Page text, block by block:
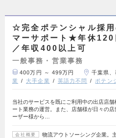
☆完全ポテンシャル採用
マーサポート★年休120
／年収400以上可
一般事務・営業事務
400万円 ～ 499万円 千葉県
業
大手企業 英語力不問 ポテン
当社のサービスを既にご利用中の出店店
ート業務の運営。また、店舗様が日々の店
ーザー様から…
会社概要
物流アウトソーシング企業。